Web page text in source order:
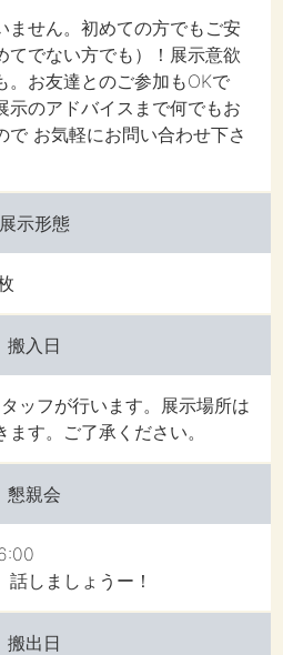
ません。初めての方でもご安
てでない方でも）！展示意欲
。お友達とのご参加もOKで
示のアドバイスまで何でもお
で お気軽にお問い合わせ下さ
展示形態
搬入日
ッフが行います。展示場所は
す。ご了承ください。
懇親会
しましょうー！
搬出日